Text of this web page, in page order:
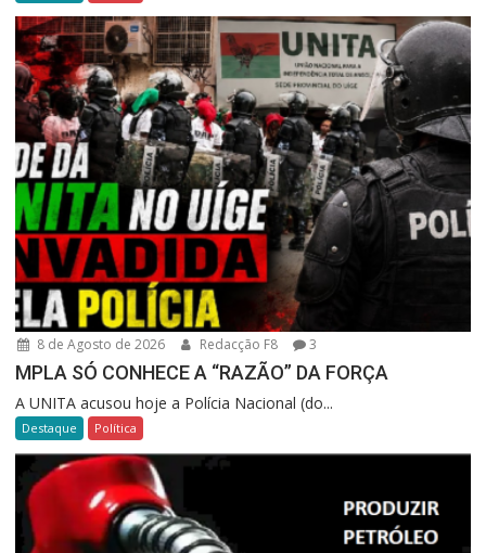
8 de Agosto de 2026 Redacção F8 3
MPLA SÓ CONHECE A “RAZÃO” DA FORÇA
A UNITA acusou hoje a Polícia Nacional (do...
Destaque Política